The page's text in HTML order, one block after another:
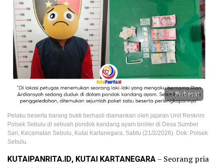
Perbesar
Pelaku beserta barang bukti berhasil diamankan oleh jajaran Unit Reskrim
Polsek Sebulu di sebuah pondok kandang ayam broiler di Desa Sumber
Sari, Kecamatan Sebulu, Kutai Kartanegara, Sabtu (21/2/2026). Dok: Polsek
Sebulu.
KUTAIPANRITA.ID, KUTAI KARTANEGARA– Seorang pria